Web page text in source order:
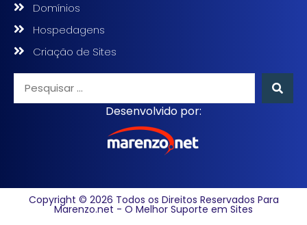
Domínios
Hospedagens
Criação de Sites
Desenvolvido por:
Copyright © 2026 Todos os Direitos Reservados Para
Marenzo.net - O Melhor Suporte em Sites